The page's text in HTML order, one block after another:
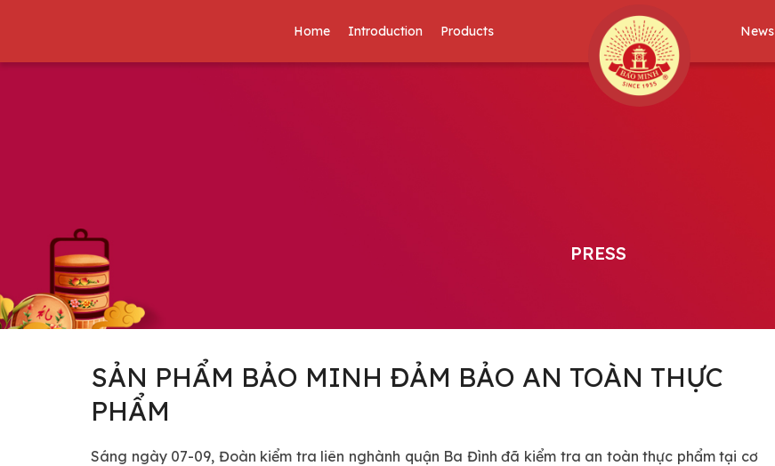
Home Introduction Products News
PRESS
SẢN PHẨM BẢO MINH ĐẢM BẢO AN TOÀN THỰC
PHẨM
Sáng ngày 07-09, Đoàn kiểm tra liên nghành quận Ba Đình đã kiểm tra an toàn thực phẩm tại cơ